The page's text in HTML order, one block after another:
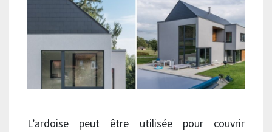
L’ardoise peut être utilisée pour couvrir